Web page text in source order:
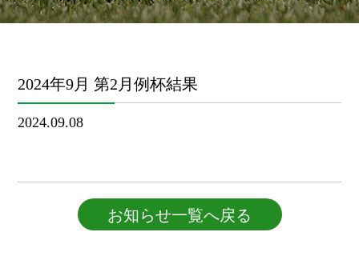
2024年9月 第2月例杯結果
2024.09.08
お知らせ一覧へ戻る